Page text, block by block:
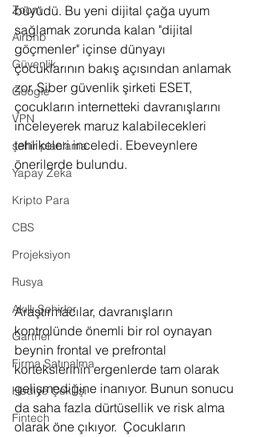
Zoom
Airbnb
Güvenlik
Google
VPN
şehir planlama
Yapay Zeka
Kripto Para
CBS
Projeksiyon
Rusya
Akıllı Şehirler
Gartner
Firma Satınalma
Hediye Çekilişi
Fintech
büyüdü. Bu yeni dijital çağa uyum
sağlamak zorunda kalan "dijital
göçmenler" içinse dünyayı
çocuklarının bakış açısından anlamak
zor. Siber güvenlik şirketi ESET,
çocukların internetteki davranışlarını
inceleyerek maruz kalabilecekleri
tehlikeleri inceledi. Ebeveynlere
önerilerde bulundu.
Araştırmacılar, davranışların
kontrolünde önemli bir rol oynayan
beynin frontal ve prefrontal
kortekslerinin ergenlerde tam olarak
gelişmediğine inanıyor. Bunun sonucu
da saha fazla dürtüsellik ve risk alma
olarak öne çıkıyor.  Çocukların